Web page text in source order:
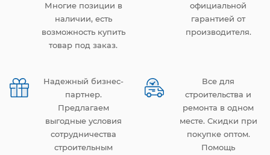
Многие позиции в
наличии, есть
возможность купить
товар под заказ.
официальной
гарантией от
производителя.
Надежный бизнес-
партнер.
Предлагаем
выгодные условия
сотрудничества
строительным
Все для
строительства и
ремонта в одном
месте. Скидки при
покупке оптом.
Помощь